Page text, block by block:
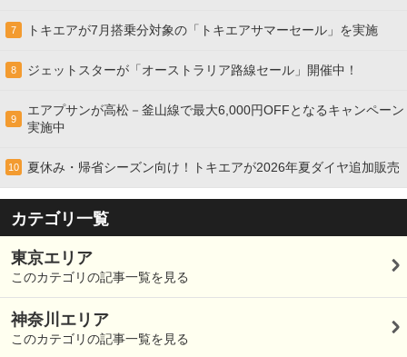
7 トキエアが7月搭乗分対象の「トキエアサマーセール」を実施
8 ジェットスターが「オーストラリア路線セール」開催中！
9
エアプサンが高松－釜山線で最大6,000円OFFとなるキャンペーン
実施中
10 夏休み・帰省シーズン向け！トキエアが2026年夏ダイヤ追加販売
カテゴリ一覧
東京エリア
このカテゴリの記事一覧を見る
神奈川エリア
このカテゴリの記事一覧を見る